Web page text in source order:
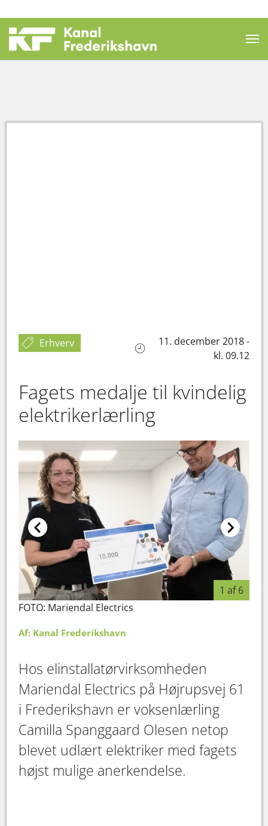
Erhverv
11. december 2018 -
kl. 09.12
Fagets medalje til kvindelig
elektrikerlærling
1 af 6
FOTO: Mariendal Electrics
Af: Kanal Frederikshavn
Hos elinstallatørvirksomheden
Mariendal Electrics på Højrupsvej 61
i Frederikshavn er voksenlærling
Camilla Spanggaard Olesen netop
blevet udlært elektriker med fagets
højst mulige anerkendelse.